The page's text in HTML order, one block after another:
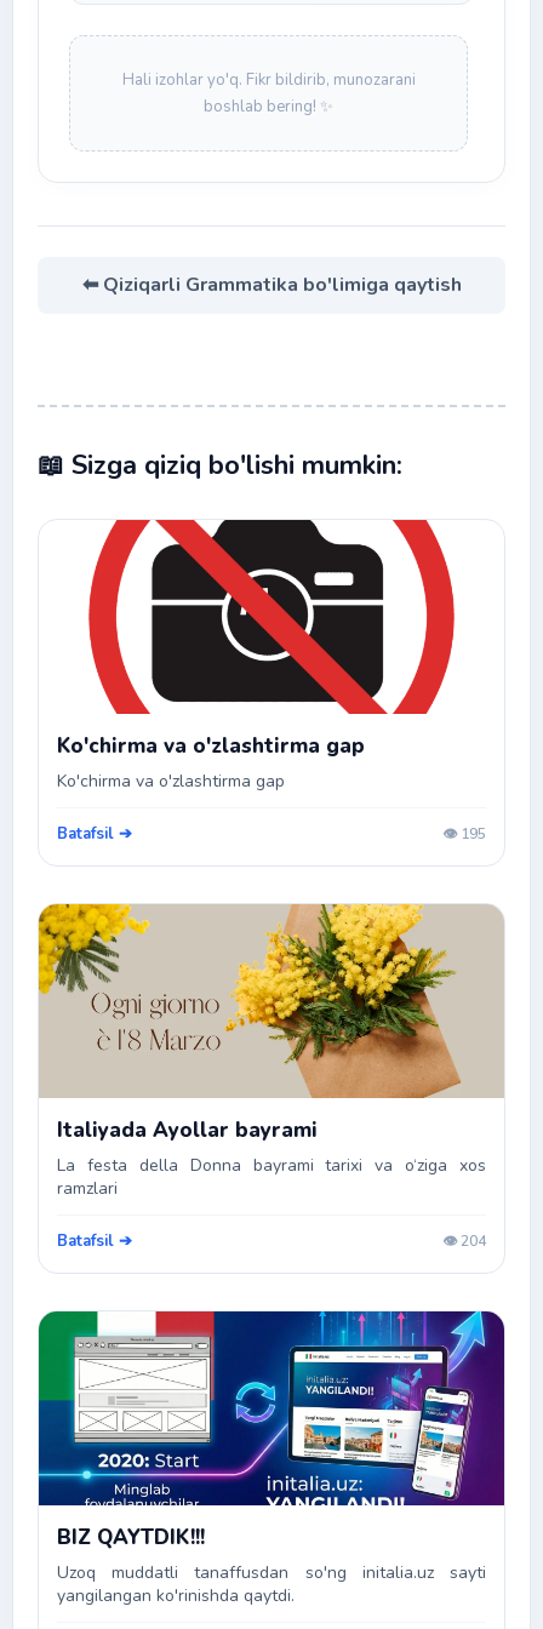
Hali izohlar yo'q. Fikr bildirib, munozarani
boshlab bering! ✨
⬅ Qiziqarli Grammatika bo'limiga qaytish
📖 Sizga qiziq bo'lishi mumkin:
Ko'chirma va o'zlashtirma gap
Ko'chirma va o'zlashtirma gap
Batafsil ➔ 👁️ 195
Italiyada Ayollar bayrami
La festa della Donna bayrami tarixi va o‘ziga xos
ramzlari
Batafsil ➔ 👁️ 204
BIZ QAYTDIK!!!
Uzoq muddatli tanaffusdan so'ng initalia.uz sayti
yangilangan ko'rinishda qaytdi.